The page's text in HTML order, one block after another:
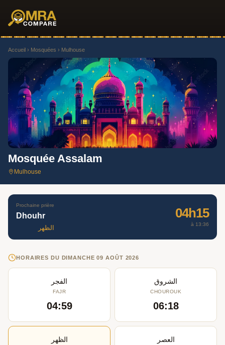
Accueil › Mosquées › Mulhouse
Mosquée Assalam
Mulhouse
Prochaine prière
Dhouhr
الظهر
04h15
à 13:36
HORAIRES DU DIMANCHE 09 AOÛT 2026
الفجر
FAJR
04:59
الشروق
CHOUROUK
06:18
الظهر العصر